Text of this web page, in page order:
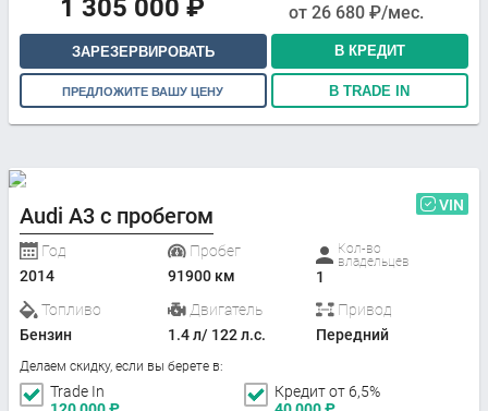
1 305 000 ₽ от 26 680 ₽/мес.
ЗАРЕЗЕРВИРОВАТЬ В КРЕДИТ
ПРЕДЛОЖИТЕ ВАШУ ЦЕНУ В TRADE IN
Audi A3 с пробегом VIN
Год
2014
Пробег
91900 км
Кол-во
владельцев
1
Топливо
Бензин
Двигатель
1.4 л/ 122 л.с.
Привод
Передний
Делаем скидку, если вы берете в:
Trade In
Кредит от 6,5%